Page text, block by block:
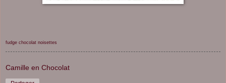
fudge chocolat noisettes
Camille en Chocolat